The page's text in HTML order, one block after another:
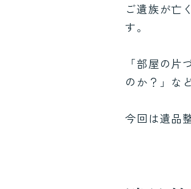
ご遺族が亡
す。
「部屋の
のか？」な
今回は遺品